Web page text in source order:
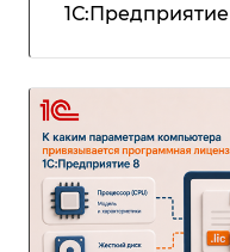
1С:Предприятие